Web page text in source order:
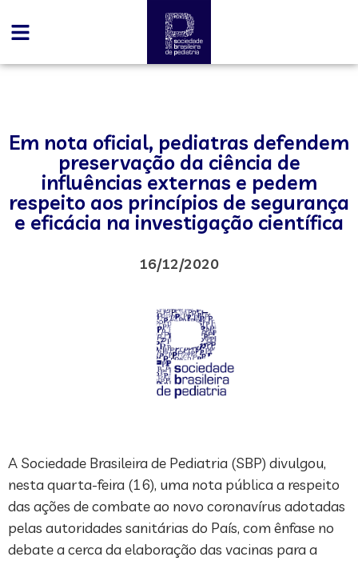
Em nota oficial, pediatras defendem
preservação da ciência de
influências externas e pedem
respeito aos princípios de segurança
e eficácia na investigação científica
16/12/2020
A Sociedade Brasileira de Pediatria (SBP) divulgou,
nesta quarta-feira (16), uma nota pública a respeito
das ações de combate ao novo coronavírus adotadas
pelas autoridades sanitárias do País, com ênfase no
debate a cerca da elaboração das vacinas para a